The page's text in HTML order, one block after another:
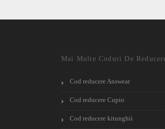
Mai Multe Coduri De
Cod reducere Answear
Cod reducere Cupio
Cod reducere kitunghii